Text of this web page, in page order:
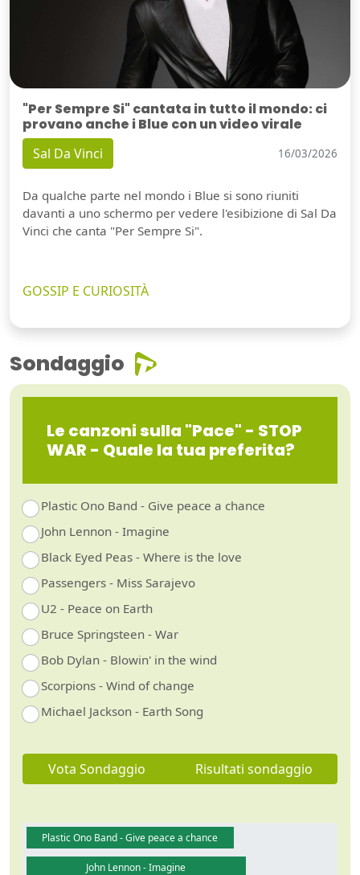
"Per Sempre Si" cantata in tutto il mondo: ci
provano anche i Blue con un video virale
Sal Da Vinci 16/03/2026
Da qualche parte nel mondo i Blue si sono riuniti
davanti a uno schermo per vedere l'esibizione di Sal Da
Vinci che canta "Per Sempre Si".
GOSSIP E CURIOSITÀ
Sondaggio
Le canzoni sulla "Pace" - STOP
WAR - Quale la tua preferita?
Plastic Ono Band - Give peace a chance
John Lennon - Imagine
Black Eyed Peas - Where is the love
Passengers - Miss Sarajevo
U2 - Peace on Earth
Bruce Springsteen - War
Bob Dylan - Blowin' in the wind
Scorpions - Wind of change
Michael Jackson - Earth Song
Vota Sondaggio Risultati sondaggio
Plastic Ono Band - Give peace a chance
John Lennon - Imagine